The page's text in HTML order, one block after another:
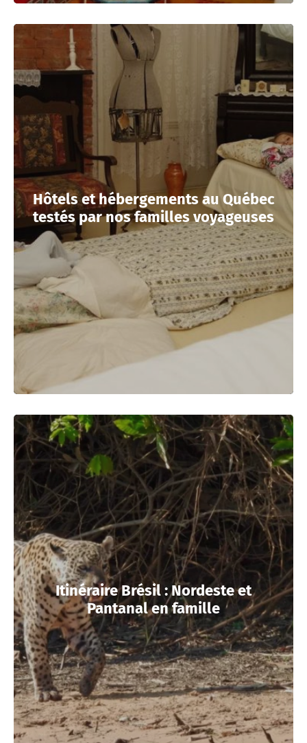
Hôtels et hébergements au Québec
testés par nos familles voyageuses
Itinéraire Brésil : Nordeste et
Pantanal en famille